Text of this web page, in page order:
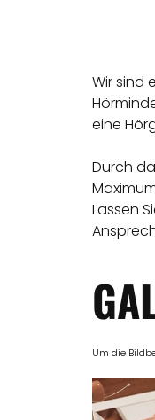
Wir sind
eine
Durch
Lassen
Um die